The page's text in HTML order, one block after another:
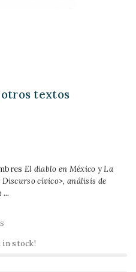
textos
El diablo en México yLa
Discurso cívico>, análisis de
stock!